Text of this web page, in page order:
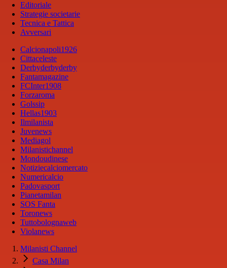
Editoriale
Strategie societarie
Tecnica e Tattica
Avversari
Calcionapoli1926
Cittaceleste
Derbyderbyderby
Fantamagazine
FCInter1908
Forzaroma
Golssip
Hellas1903
Ilmilanista
Juvenews
Mediagol
Milanistichannel
Mondoudinese
Notiziecalciomercato
Numericalcio
Padovasport
Pianetamilan
SOS Fanta
Toronews
Tuttobolognaweb
Violanews
Milanisti Channel
Casa Milan